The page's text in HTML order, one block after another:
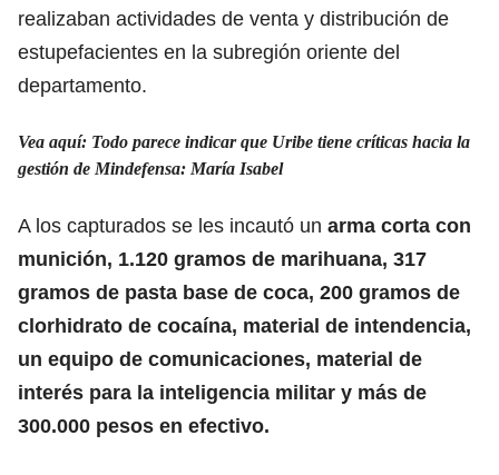
realizaban actividades de venta y distribución de
estupefacientes en la subregión oriente del
departamento.
Vea aquí: Todo parece indicar que Uribe tiene críticas hacia la
gestión de Mindefensa: María Isabel
A los capturados se les incautó un arma corta con
munición, 1.120 gramos de marihuana, 317
gramos de pasta base de coca, 200 gramos de
clorhidrato de cocaína, material de intendencia,
un equipo de comunicaciones, material de
interés para la inteligencia militar y más de
300.000 pesos en efectivo.